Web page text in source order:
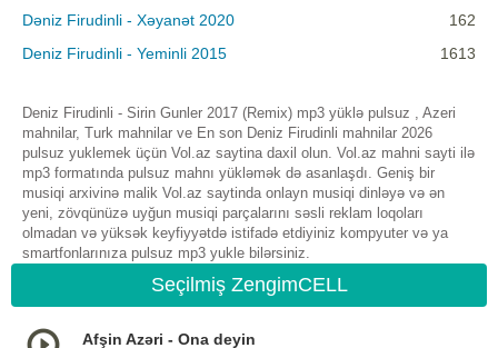
Dəniz Firudinli - Xəyanət 2020
162
Deniz Firudinli - Yeminli 2015
1613
Deniz Firudinli - Sirin Gunler 2017 (Remix) mp3 yüklə pulsuz , Azeri
mahnilar, Turk mahnilar ve En son Deniz Firudinli mahnilar 2026
pulsuz yuklemek üçün Vol.az saytina daxil olun. Vol.az mahni sayti ilə
mp3 formatında pulsuz mahnı yükləmək də asanlaşdı. Geniş bir
musiqi arxivinə malik Vol.az saytinda onlayn musiqi dinləyə və ən
yeni, zövqünüzə uyğun musiqi parçalarını səsli reklam loqoları
olmadan və yüksək keyfiyyətdə istifadə etdiyiniz kompyuter və ya
smartfonlarınıza pulsuz mp3 yukle bilərsiniz.
Seçilmiş ZengimCELL
Afşin Azəri - Ona deyin